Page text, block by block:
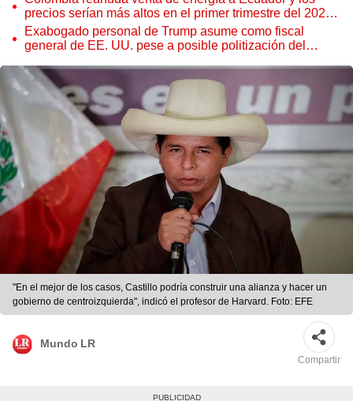
precios serían más altos en el primer trimestre del 2027,
según Cenace
Exabogado personal de Trump asume como fiscal
general de EE. UU. pese a posible politización del
"En el mejor de los casos, Castillo podría construir una alianza y hacer un
gobierno de centroizquierda", indicó el profesor de Harvard. Foto: EFE
Mundo LR
Compartir